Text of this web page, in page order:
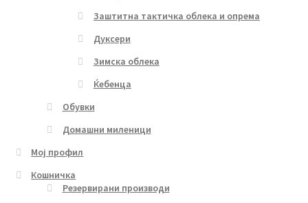
Заштитна тактичка облека и опрема
Дуксери
Зимска облека
Ќебенца
Обувки
Домашни миленици
Мој профил
Кошничка
Резервирани производи